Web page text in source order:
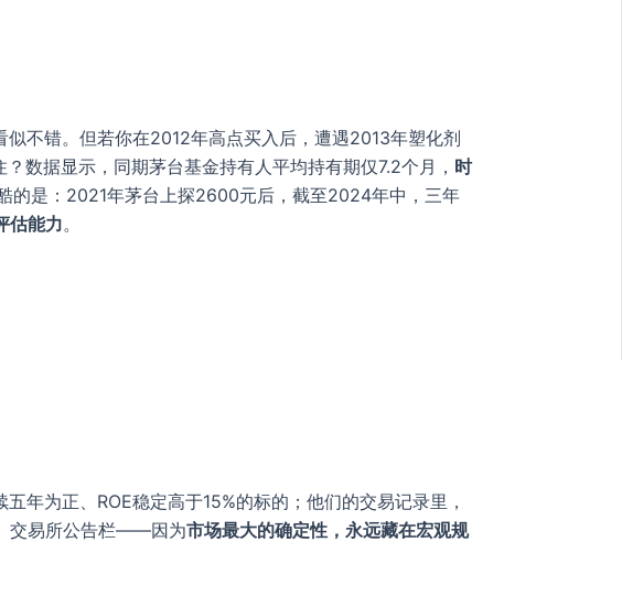
不错。但若你在2012年高点买入后，遭遇2013年塑化剂
据显示，同期茅台基金持有人平均持有期仅7.2个月， 时
的是：2021年茅台上探2600元后，截至2024年中，三年
估能力。
年为正、ROE稳定高于15%的标的；他们的交易记录里，
交易所公告栏——因为市场最大的确定性，永远藏在宏观规